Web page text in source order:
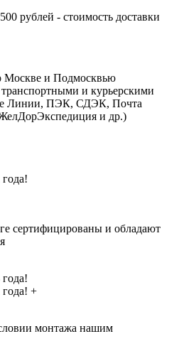
рублей - стоимость доставки
Москве и Подмосквью
и курьерскими
Линии, ПЭК, СДЭК, Почта
и др.)
сертифицированы и обладают
года! +
монтажа нашим